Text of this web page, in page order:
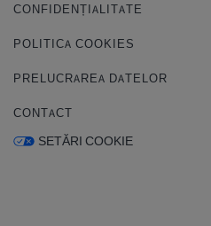
CONFIDENȚIALITATE
POLITICA COOKIES
PRELUCRAREA DATELOR
CONTACT
SETĂRI COOKIE